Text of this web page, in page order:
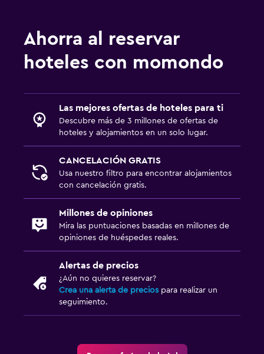
Ahorra al reservar
hoteles con momondo
Las mejores ofertas de hoteles para ti
Descubre más de 3 millones de ofertas de
hoteles y alojamientos en un solo lugar.
CANCELACIÓN GRATIS
Usa nuestro filtro para encontrar alojamientos
con cancelación gratis.
Millones de opiniones
Mira las puntuaciones basadas en millones de
opiniones de huéspedes reales.
Alertas de precios
¿Aún no quieres reservar?
Crea una alerta de precios para realizar un
seguimiento.